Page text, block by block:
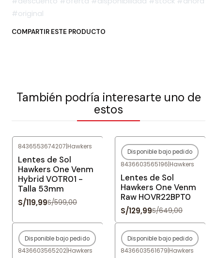
#original
COMPARTIR ESTE PRODUCTO
También podría interesarte uno de
estos
8436553674207|Hawkers
Lentes de Sol
Hawkers One Venm
Hybrid VOTR01 -
Talla 53mm
S/119,99S/599,00
-80%OFF
Agotado
Disponible bajo pedido
8436603565196|Hawkers
Lentes de Sol
Hawkers One Venm
Raw HOVR22BPT0
S/129,99S/649,00
-80%OFF
Agotado
Disponible bajo pedido
8436603565202|Hawkers
-80%OFF
Agotado
Disponible bajo pedido
8436603561679|Hawkers